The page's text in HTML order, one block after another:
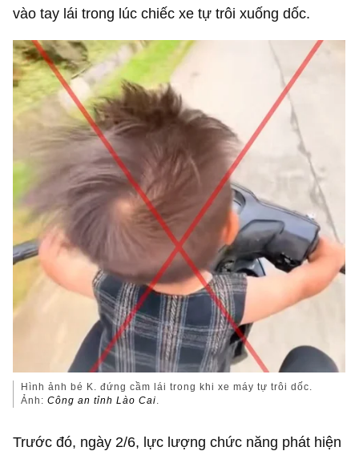
vào tay lái trong lúc chiếc xe tự trôi xuống dốc.
Hình ảnh bé K. đứng cầm lái trong khi xe máy tự trôi dốc.
Ảnh:Công an tỉnh Lào Cai
Trước đó, ngày 2/6, lực lượng chức năng phát hiện